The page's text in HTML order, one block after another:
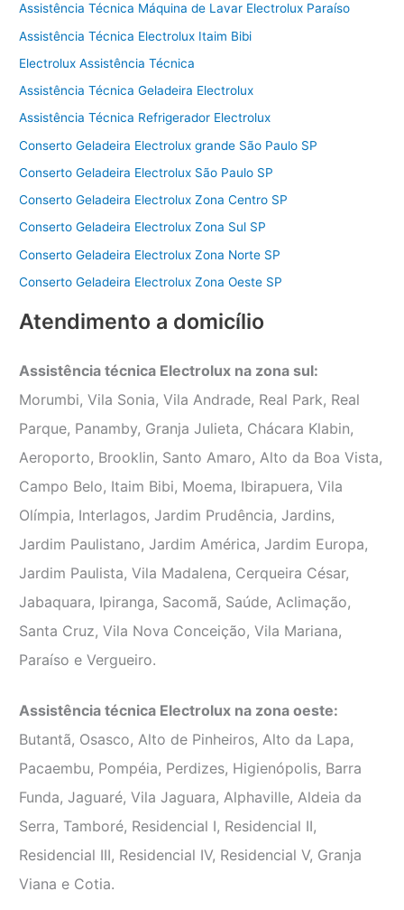
Assistência Técnica Máquina de Lavar Electrolux Paraíso
Assistência Técnica Electrolux Itaim Bibi
Electrolux Assistência Técnica
Assistência Técnica Geladeira Electrolux
Assistência Técnica Refrigerador Electrolux
Conserto Geladeira Electrolux grande São Paulo SP
Conserto Geladeira Electrolux São Paulo SP
Conserto Geladeira Electrolux Zona Centro SP
Conserto Geladeira Electrolux Zona Sul SP
Conserto Geladeira Electrolux Zona Norte SP
Conserto Geladeira Electrolux Zona Oeste SP
Atendimento a domicílio
Assistência técnica Electrolux na zona sul:
Morumbi, Vila Sonia, Vila Andrade, Real Park, Real
Parque, Panamby, Granja Julieta, Chácara Klabin,
Aeroporto, Brooklin, Santo Amaro, Alto da Boa Vista,
Campo Belo, Itaim Bibi, Moema, Ibirapuera, Vila
Olímpia, Interlagos, Jardim Prudência, Jardins,
Jardim Paulistano, Jardim América, Jardim Europa,
Jardim Paulista, Vila Madalena, Cerqueira César,
Jabaquara, Ipiranga, Sacomã, Saúde, Aclimação,
Santa Cruz, Vila Nova Conceição, Vila Mariana,
Paraíso e Vergueiro.
Assistência técnica Electrolux na zona oeste:
Butantã, Osasco, Alto de Pinheiros, Alto da Lapa,
Pacaembu, Pompéia, Perdizes, Higienópolis, Barra
Funda, Jaguaré, Vila Jaguara, Alphaville, Aldeia da
Serra, Tamboré, Residencial I, Residencial II,
Residencial III, Residencial IV, Residencial V, Granja
Viana e Cotia.